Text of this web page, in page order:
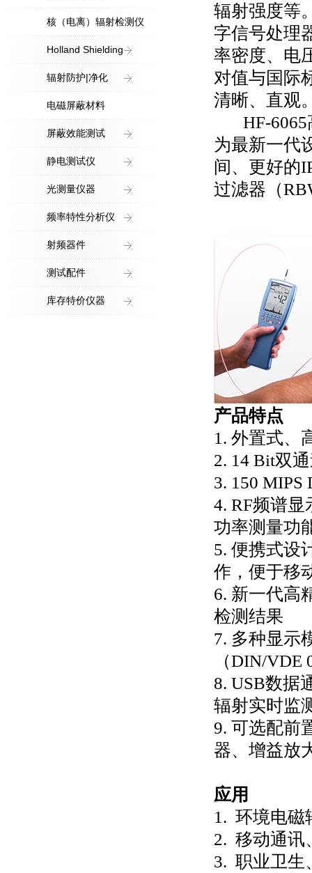
核（电离）辐射检测仪
Holland Shielding
辐射防护|净化
电磁屏蔽材料
屏蔽效能测试
静电测试仪
光测量仪器
频率特性分析仪
射频器件
测试配件
库存特价仪器
辐射强度等
字信号处理
率密度、电
对值与国际
清晰、直观
HF-6065
为最新一代
间、更好的
过滤器（
产品特点
1. 外置式、
2. 14 Bit双
3. 150 MIPS
4. RF频谱
功率测量功
5. 便携式设
作，便于移
6. 新一代高
检测结果
7. 多种显示
（DIN/
8. USB数据
辐射实时监
9. 可选配前
器、增益放
应用
1. 环境电磁
2. 移动通讯
3. 职业卫生